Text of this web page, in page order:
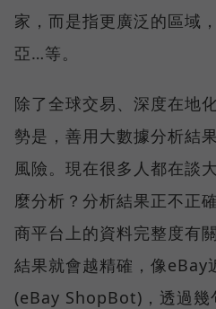
家，而是指更廣泛的區域
亞…等。
除了全球交易、深度在地
勢是，善用大數據分析結
風險。現在很多人都在談
麼分析？分析結果正不正
商平台上的資料完整度有
結果就會越精確，像eBay
(eBay ShopBot)，透過幾